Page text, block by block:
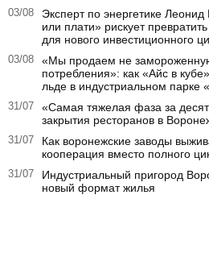
03/08
Эксперт по энергетике
или плати» рискует
для нового инвестиционного
03/08
«Мы продаем не
потребления»: как «Айс в
льде в индустриальном парке
31/07
«Самая тяжелая фаза за
закрытия ресторанов в
31/07
Как воронежские заводы
кооперация вместо полного
31/07
Индустриальный пригород
новый формат жилья